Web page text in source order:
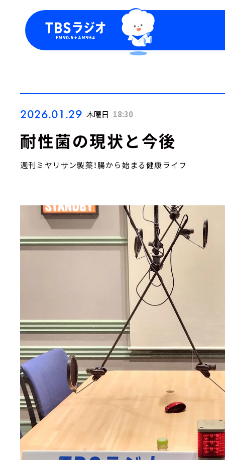
2026.01.29 木曜日 18:30
耐性菌の現状と今後
週刊ミヤリサン製薬！腸から始まる健康ライフ